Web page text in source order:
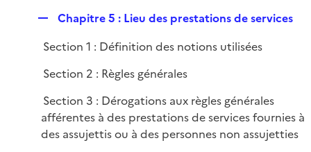
p
e
r
Chapitre 5 : Lieu des prestations de services
Section 1 : Définition des notions utilisées
Section 2 : Règles générales
Section 3 : Dérogations aux règles générales
afférentes à des prestations de services fournies à
des assujettis ou à des personnes non assujetties